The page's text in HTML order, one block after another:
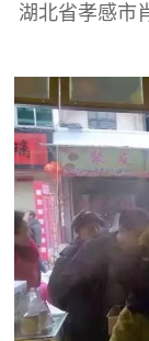
湖北省孝感市